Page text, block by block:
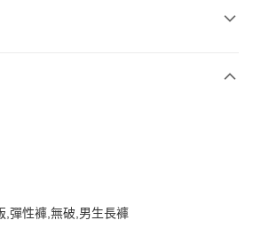
,彈性褲,無破,男生長褲